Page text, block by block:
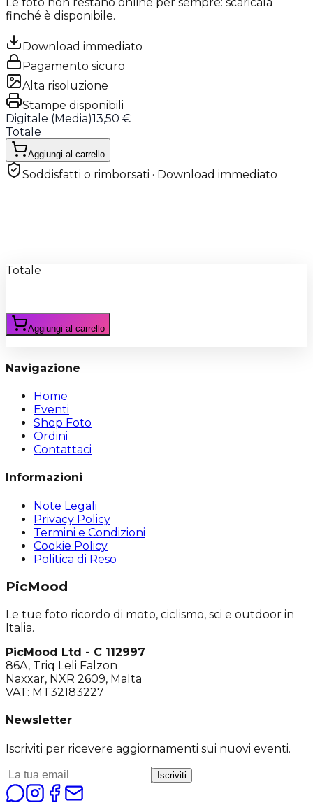
finché è disponibile.
Download immediato
Pagamento sicuro
Alta risoluzione
Stampe disponibili
Digitale (Media)13,50 €
Totale
Aggiungi al carrello
Soddisfatti o rimborsati · Download immediato
Totale
Aggiungi al carrello
Navigazione
Home
Eventi
Shop Foto
Ordini
Contattaci
Informazioni
Note Legali
Privacy Policy
Termini e Condizioni
Cookie Policy
Politica di Reso
PicMood
Le tue foto ricordo di moto, ciclismo, sci e outdoor in
Italia.
PicMood Ltd - C 112997
86A, Triq Leli Falzon
Naxxar, NXR 2609, Malta
VAT: MT32183227
Newsletter
Iscriviti per ricevere aggiornamenti sui nuovi eventi.
Iscriviti